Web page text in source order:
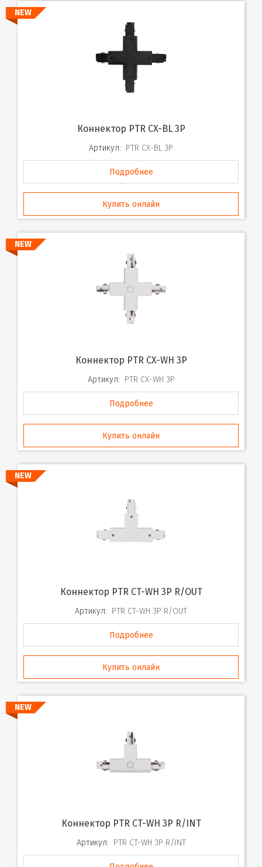
NEW
Коннектор PTR CX-BL 3P
Артикул: PTR CX-BL 3P
Подробнее
Купить онлайн
NEW
Коннектор PTR CX-WH 3P
Артикул: PTR CX-WH 3P
Подробнее
Купить онлайн
NEW
Коннектор PTR CT-WH 3P R/OUT
Артикул: PTR CT-WH 3P R/OUT
Подробнее
Купить онлайн
NEW
Коннектор PTR CT-WH 3P R/INT
Артикул: PTR CT-WH 3P R/INT